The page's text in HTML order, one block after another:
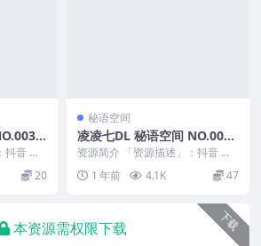
抖音 钟
【29P
20
秘语空间
凌凌七DL 秘语空间 NO.001
期 最新至：2025.6.2
资源简介 「资源描述」：抖音 凌
凌七DL 秘语空间 NO.001期 【9P
3V】...1 年前 4.1K 47
下载
本资源需权限下载